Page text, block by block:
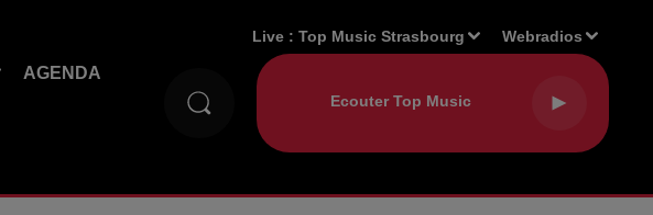
AGENDA
Live :Top Music Strasbourg Webradios